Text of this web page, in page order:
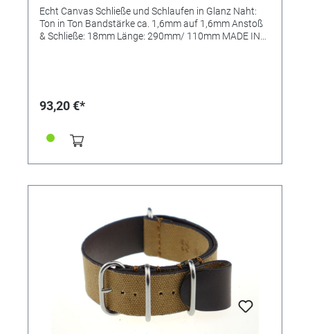
Echt Canvas Schließe und Schlaufen in Glanz Naht:
Ton in Ton Bandstärke ca. 1,6mm auf 1,6mm Anstoß
& Schließe: 18mm Länge: 290mm/ 110mm MADE IN
93,20 €*